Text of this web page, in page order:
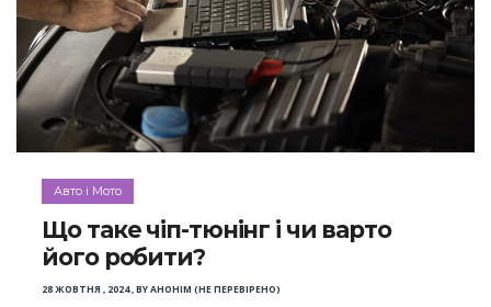
Авто і Мото
Що таке чіп-тюнінг і чи варто
його робити?
28 ЖОВТНЯ , 2024,BYАНОНІМ (НЕ ПЕРЕВІРЕНО)